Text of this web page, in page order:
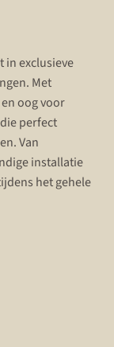
in exclusieve
Met
oog voor
perfect
Van
installatie
het gehele